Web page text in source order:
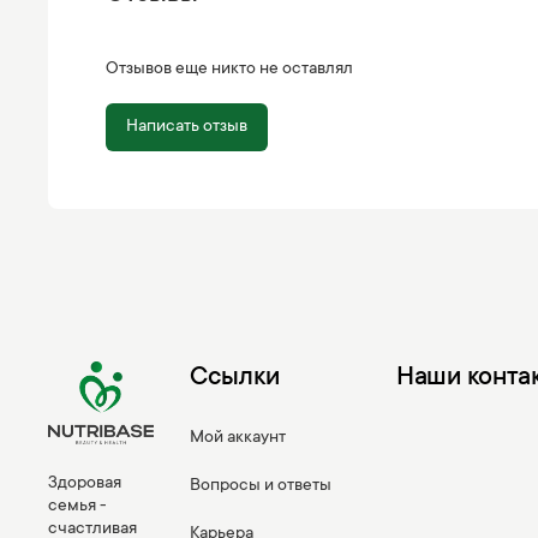
Отзывов еще никто не оставлял
Написать отзыв
Здоровая
семья -
счастливая
Ссылки
Мой аккаунт
Вопросы и ответы
Наши